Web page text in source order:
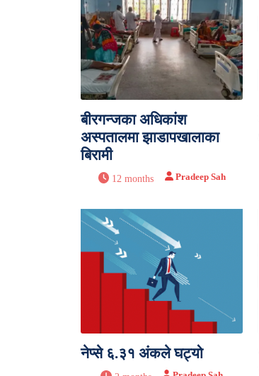
बीरगन्जका अधिकांश
अस्पतालमा झाडापखालाका
बिरामी
12 months Pradeep Sah
नेप्से ६.३१ अंकले घट्यो